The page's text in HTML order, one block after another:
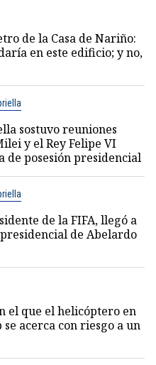
de la Casa de Nariño:
en este edificio; y no,
sostuvo reuniones
y el Rey Felipe VI
de posesión presidencial
de la FIFA, llegó a
de Abelardo
el que el helicóptero en
acerca con riesgo a un